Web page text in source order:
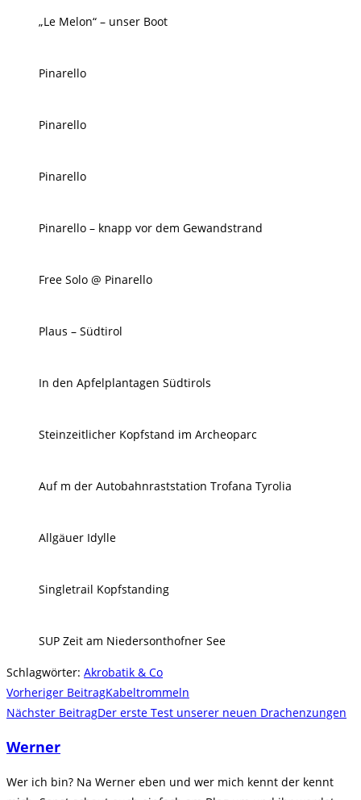
„Le Melon“ – unser Boot
Pinarello
Pinarello
Pinarello
Pinarello – knapp vor dem Gewandstrand
Free Solo @ Pinarello
Plaus – Südtirol
In den Apfelplantagen Südtirols
Steinzeitlicher Kopfstand im Archeoparc
Auf m der Autobahnraststation Trofana Tyrolia
Allgäuer Idylle
Singletrail Kopfstanding
SUP Zeit am Niedersonthofner See
Schlagwörter: Akrobatik & Co
Weitere
Artikel
ansehen
Vorheriger BeitragKabeltrommeln
Nächster BeitragDer erste Test unserer neuen Drachenzungen
Werner
Wer ich bin? Na Werner eben und wer mich kennt der kennt